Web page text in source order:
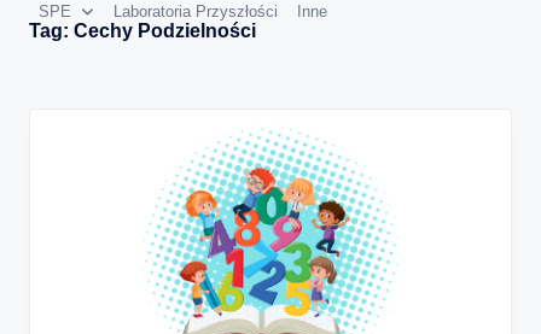
SPE Laboratoria Przyszłości Inne
Tag: Cechy Podzielności